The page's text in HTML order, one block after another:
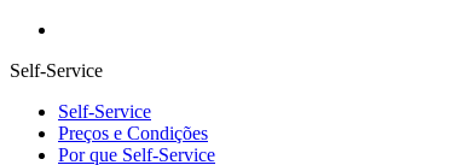
Self-Service
Self-Service
Preços e Condições
Por que Self-Service